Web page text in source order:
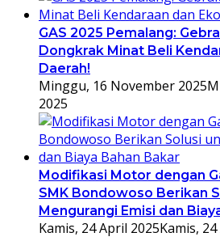
GAS 2025 Pemalang:
Dongkrak Minat Beli
Daerah!
Minggu, 16 November 2025
2025
Modifikasi Motor dengan
SMK Bondowoso Berikan
Mengurangi Emisi dan
Kamis, 24 April 2025Kamis,